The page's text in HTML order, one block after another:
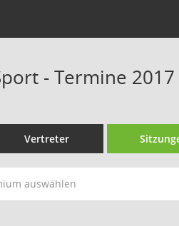
- Termine 2017
Vertreter
auswählen